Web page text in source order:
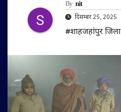
By nit
दिसम्बर 25, 2025
#शाहजहांपुर जिला